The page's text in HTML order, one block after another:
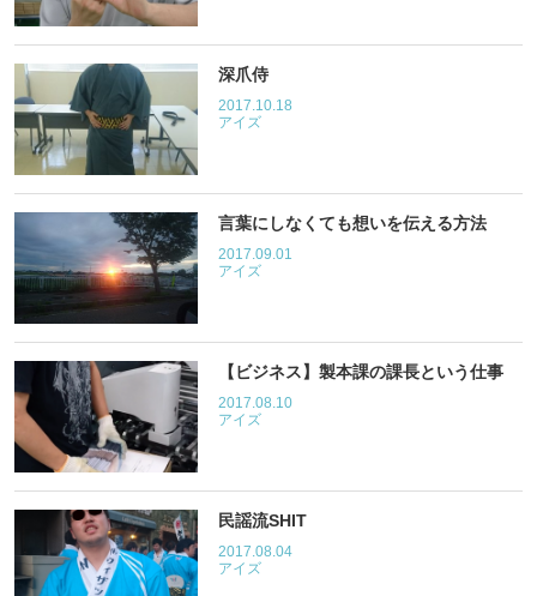
深爪侍
2017.10.18
アイズ
言葉にしなくても想いを伝える方法
2017.09.01
アイズ
【ビジネス】製本課の課長という仕事
2017.08.10
アイズ
民謡流SHIT
2017.08.04
アイズ